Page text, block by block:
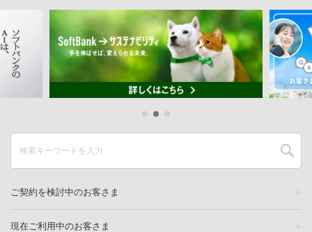
ご契約を検討中のお客さま
現在ご利用中のお客さま